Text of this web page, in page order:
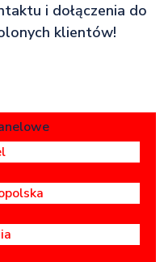
i dołączenia do
klientów!